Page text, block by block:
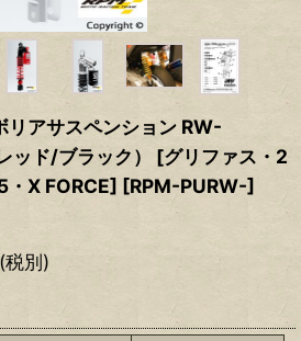
アサスペンション RW-
ッド/ブラック） [グリファス・2
X FORCE] [RPM-PURW-]
(税別)